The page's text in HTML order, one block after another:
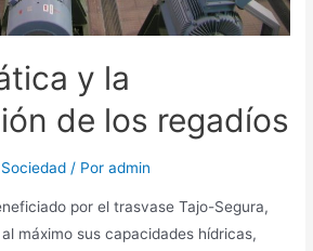
y la
de los regadíos
Sociedad / Poradmin
por el trasvase Tajo-Segura,
máximo sus capacidades hídricas,